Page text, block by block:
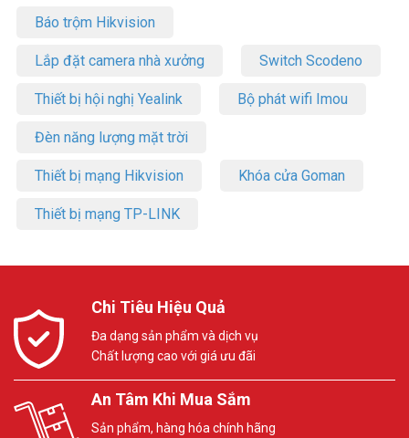
Báo trộm Hikvision
Lắp đặt camera nhà xưởng Switch Scodeno
Thiết bị hội nghị Yealink Bộ phát wifi Imou
Đèn năng lượng mặt trời
Thiết bị mạng Hikvision Khóa cửa Goman
Thiết bị mạng TP-LINK
Chi Tiêu Hiệu Quả
Đa dạng sản phẩm và dịch vụ
Chất lượng cao với giá ưu đãi
An Tâm Khi Mua Sắm
Sản phẩm, hàng hóa chính hãng